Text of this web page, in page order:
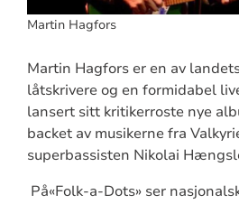
Martin Hagfors
Martin Hagfors er en av
låtskrivere og en formidabel
lansert sitt kritikerroste nye
backet av musikerne fra
superbassisten Nikolai
På«Folk-a-Dots» ser